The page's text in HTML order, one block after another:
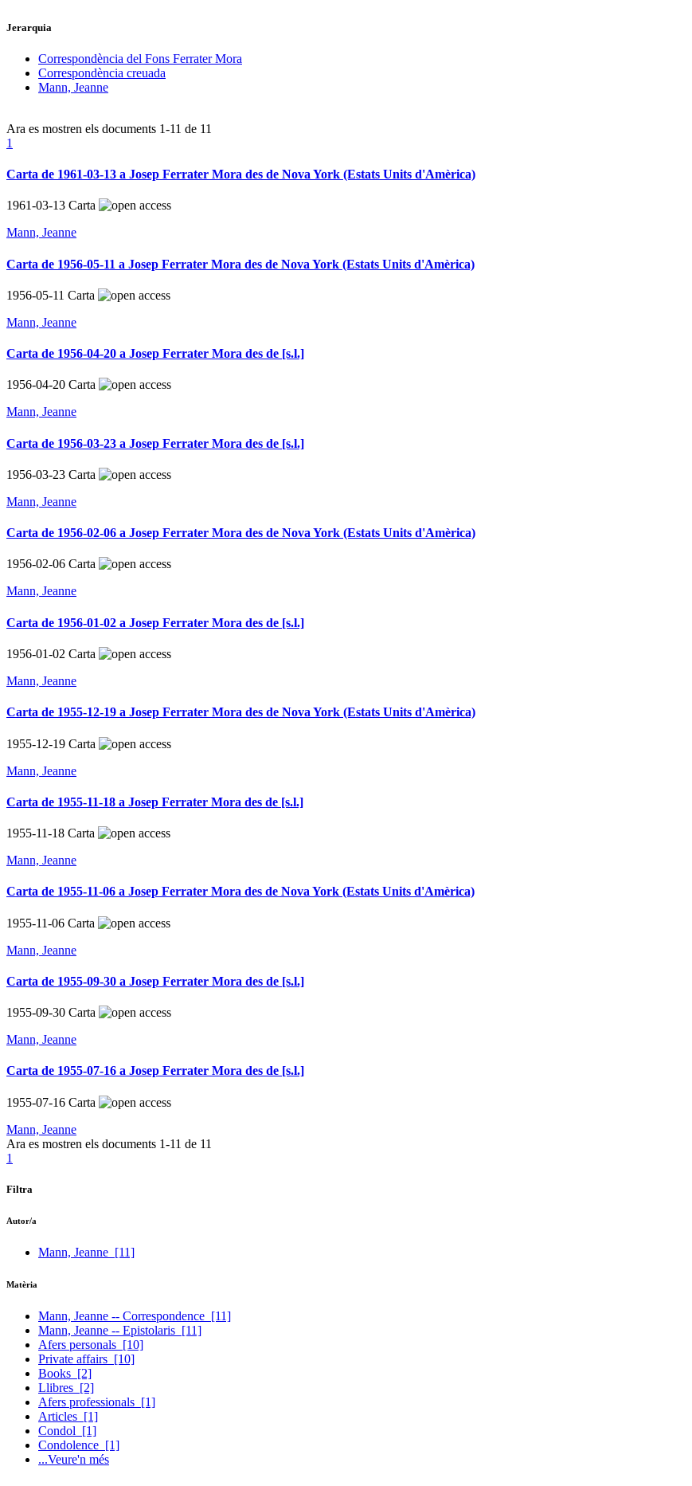
Jerarquia
Correspondència del Fons Ferrater Mora
Correspondència creuada
Mann, Jeanne
Ara es mostren els documents 1-11 de 11
1
Carta de 1961-03-13 a Josep Ferrater Mora des de Nova York (Estats Units d'Amèrica)
1961-03-13 Carta
Mann, Jeanne
Carta de 1956-05-11 a Josep Ferrater Mora des de Nova York (Estats Units d'Amèrica)
1956-05-11 Carta
Mann, Jeanne
Carta de 1956-04-20 a Josep Ferrater Mora des de [s.l.]
1956-04-20 Carta
Mann, Jeanne
Carta de 1956-03-23 a Josep Ferrater Mora des de [s.l.]
1956-03-23 Carta
Mann, Jeanne
Carta de 1956-02-06 a Josep Ferrater Mora des de Nova York (Estats Units d'Amèrica)
1956-02-06 Carta
Mann, Jeanne
Carta de 1956-01-02 a Josep Ferrater Mora des de [s.l.]
1956-01-02 Carta
Mann, Jeanne
Carta de 1955-12-19 a Josep Ferrater Mora des de Nova York (Estats Units d'Amèrica)
1955-12-19 Carta
Mann, Jeanne
Carta de 1955-11-18 a Josep Ferrater Mora des de [s.l.]
1955-11-18 Carta
Mann, Jeanne
Carta de 1955-11-06 a Josep Ferrater Mora des de Nova York (Estats Units d'Amèrica)
1955-11-06 Carta
Mann, Jeanne
Carta de 1955-09-30 a Josep Ferrater Mora des de [s.l.]
1955-09-30 Carta
Mann, Jeanne
Carta de 1955-07-16 a Josep Ferrater Mora des de [s.l.]
1955-07-16 Carta
Mann, Jeanne
Ara es mostren els documents 1-11 de 11
1
Filtra
Autor/a
Mann, Jeanne [11]
Matèria
Mann, Jeanne -- Correspondence [11]
Mann, Jeanne -- Epistolaris [11]
Afers personals [10]
Private affairs [10]
Books [2]
Llibres [2]
Afers professionals [1]
Articles [1]
Condol [1]
Condolence [1]
...Veure'n més